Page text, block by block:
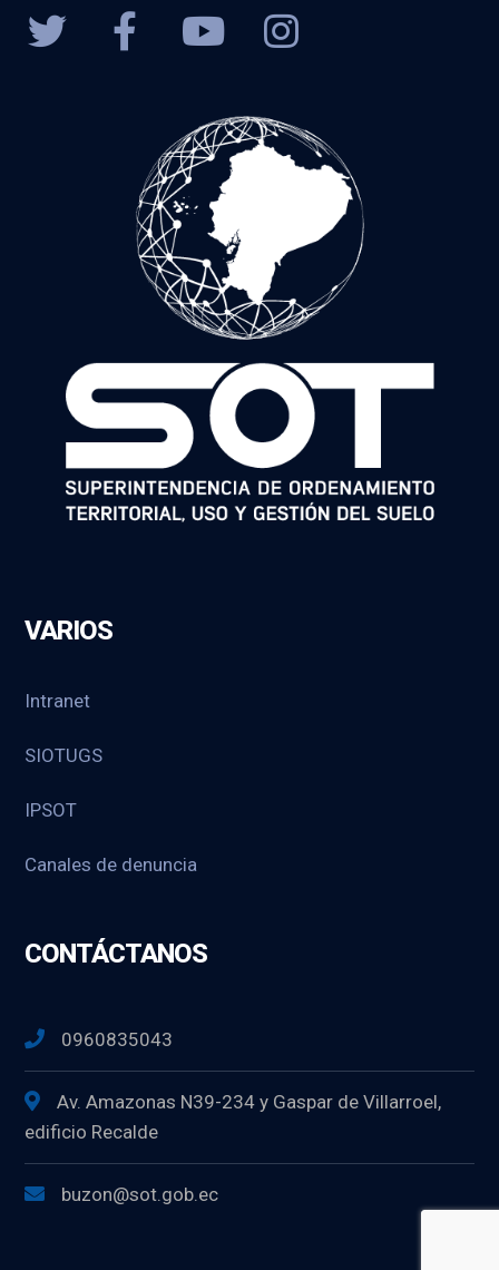
VARIOS
Intranet
SIOTUGS
IPSOT
Canales de denuncia
CONTÁCTANOS
0960835043
Av. Amazonas N39-234 y Gaspar de Villarroel,
edificio Recalde
buzon@sot.gob.ec